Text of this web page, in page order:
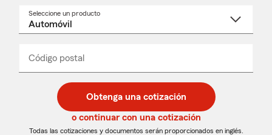
Seleccione un producto
desplegable
Código postal
de
5
dígitos
de
5
dígitos
_____
Obtenga una cotización
o continuar con una cotización
Todas las cotizaciones y documentos serán proporcionados en inglés.